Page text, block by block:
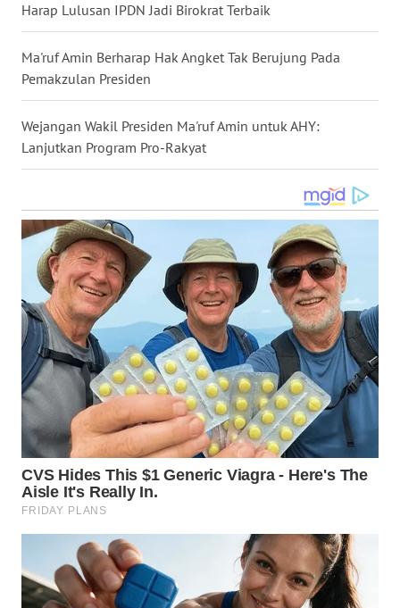
Harap Lulusan IPDN Jadi Birokrat Terbaik
Ma'ruf Amin Berharap Hak Angket Tak Berujung Pada
Pemakzulan Presiden
Wejangan Wakil Presiden Ma'ruf Amin untuk AHY:
Lanjutkan Program Pro-Rakyat
WN
WN
JATIM
WN
BALI
WN
KALBAR
WN
KALTENG
WN
KALTARA
WN
KALSEL
KALTIM